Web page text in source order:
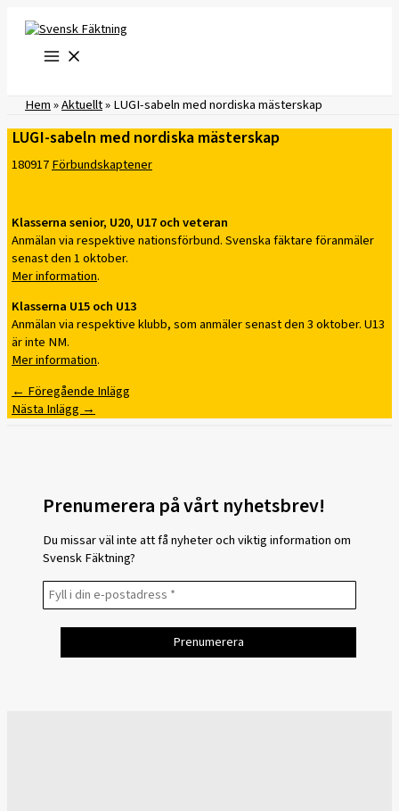
innehåll
Hem»Aktuellt»LUGI-sabeln med nordiska mästerskap
LUGI-sabeln med nordiska mästerskap
180917Förbundskaptener
Klasserna senior, U20, U17 och veteran
Anmälan via respektive nationsförbund. Svenska fäktare föranmäler
senast den 1 oktober.
Mer information.
Klasserna U15 och U13
Anmälan via respektive klubb, som anmäler senast den 3 oktober. U13
är inte NM.
Mer information.
← Föregående Inlägg
Nästa Inlägg →
Prenumerera på vårt nyhetsbrev!
Du missar väl inte att få nyheter och viktig information om
Svensk Fäktning?